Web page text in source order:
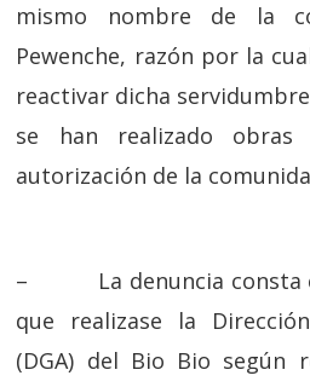
mismo nombre de la
Pewenche, razón por la
reactivar dicha
se han realizado
autorización de la
– La denuncia consta
que realizase la
(DGA) del Bio Bio según